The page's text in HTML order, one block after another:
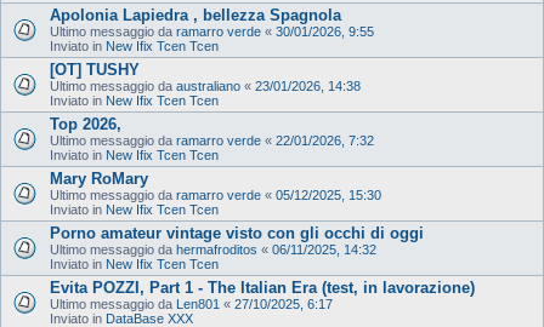
Apolonia Lapiedra , bellezza Spagnola
Ultimo messaggio da ramarro verde « 30/01/2026, 9:55
Inviato in New Ifix Tcen Tcen
[OT] TUSHY
Ultimo messaggio da australiano « 23/01/2026, 14:38
Inviato in New Ifix Tcen Tcen
Top 2026,
Ultimo messaggio da ramarro verde « 22/01/2026, 7:32
Inviato in New Ifix Tcen Tcen
Mary RoMary
Ultimo messaggio da ramarro verde « 05/12/2025, 15:30
Inviato in New Ifix Tcen Tcen
Porno amateur vintage visto con gli occhi di oggi
Ultimo messaggio da hermafroditos « 06/11/2025, 14:32
Inviato in New Ifix Tcen Tcen
Evita POZZI, Part 1 - The Italian Era (test, in lavorazione)
Ultimo messaggio da Len801 « 27/10/2025, 6:17
Inviato in DataBase XXX